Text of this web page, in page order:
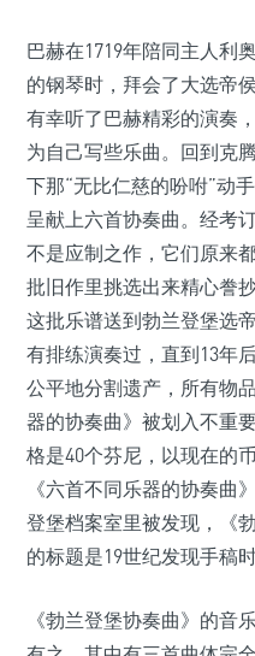
巴赫在1719年陪同主人利
的钢琴时，拜会了大选帝
有幸听了巴赫精彩的演奏
为自己写些乐曲。回到克
下那“无比仁慈的吩咐”动
呈献上六首协奏曲。经考
不是应制之作，它们原来
批旧作里挑选出来精心誊
这批乐谱送到勃兰登堡选
有排练演奏过，直到13年
公平地分割遗产，所有物
器的协奏曲》被划入不重
格是40个芬尼，以现在的
《六首不同乐器的协奏曲
登堡档案室里被发现，《
的标题是19世纪发现手稿
《勃兰登堡协奏曲》的音